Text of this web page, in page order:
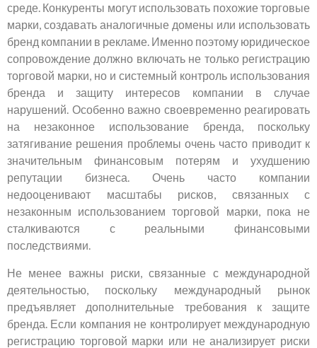
среде. Конкуренты могут использовать похожие торговые
марки, создавать аналогичные домены или использовать
бренд компании в рекламе. Именно поэтому юридическое
сопровождение должно включать не только регистрацию
торговой марки, но и системный контроль использования
бренда и защиту интересов компании в случае
нарушений. Особенно важно своевременно реагировать
на незаконное использование бренда, поскольку
затягивание решения проблемы очень часто приводит к
значительным финансовым потерям и ухудшению
репутации бизнеса. Очень часто компании
недооценивают масштабы рисков, связанных с
незаконным использованием торговой марки, пока не
сталкиваются с реальными финансовыми
последствиями.
Не менее важны риски, связанные с международной
деятельностью, поскольку международный рынок
предъявляет дополнительные требования к защите
бренда. Если компания не контролирует международную
регистрацию торговой марки или не анализирует риски